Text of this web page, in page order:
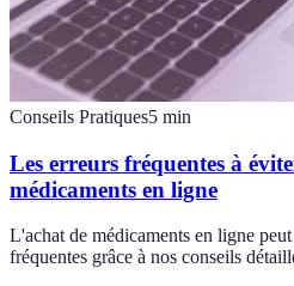
Conseils Pratiques5 min
Les erreurs fréquentes à
médicaments en ligne
L'achat de médicaments en ligne
fréquentes grâce à nos conseils